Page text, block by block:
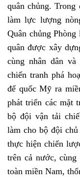
quân chủng.
làm lực lượng
Quân chủng
quân được xây
cùng nhân dân
chiến tranh phá
đế quốc Mỹ ra
phát triển các mặt
bộ đội vận tải
làm cho bộ đội
thực hiện chiến
trên cả nước, cùng
toàn miền Nam,